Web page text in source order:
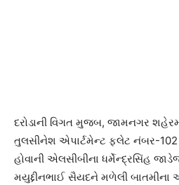
દરોડાની વિગત મુજબ, જામનગર
તુલસીનેશ એપાર્ટમેન્ટ ફલેટ નંબર-102
હોવાની એલસીબીના ધર્મેન્દ્રસિંહ
મયુદ્દીનભાઈ સૈયદને મળેલી બાતમીના